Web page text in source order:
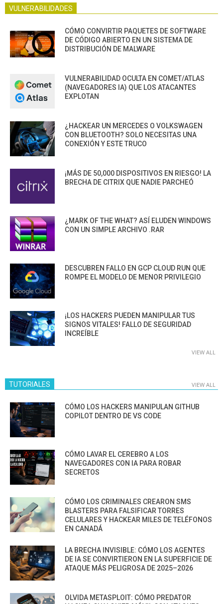
VULNERABILIDADES
CÓMO CONVIRTIR PAQUETES DE SOFTWARE
DE CÓDIGO ABIERTO EN UN SISTEMA DE
DISTRIBUCIÓN DE MALWARE
VULNERABILIDAD OCULTA EN COMET/ATLAS
(NAVEGADORES IA) QUE LOS ATACANTES
EXPLOTAN
¿HACKEAR UN MERCEDES O VOLKSWAGEN
CON BLUETOOTH? SOLO NECESITAS UNA
CONEXIÓN Y ESTE TRUCO
¡MÁS DE 50,000 DISPOSITIVOS EN RIESGO! LA
BRECHA DE CITRIX QUE NADIE PARCHEÓ
¿MARK OF THE WHAT? ASÍ ELUDEN WINDOWS
CON UN SIMPLE ARCHIVO .RAR
DESCUBREN FALLO EN GCP CLOUD RUN QUE
ROMPE EL MODELO DE MENOR PRIVILEGIO
¡LOS HACKERS PUEDEN MANIPULAR TUS
SIGNOS VITALES! FALLO DE SEGURIDAD
INCREÍBLE
VIEW ALL
TUTORIALES VIEW ALL
CÓMO LOS HACKERS MANIPULAN GITHUB
COPILOT DENTRO DE VS CODE
CÓMO LAVAR EL CEREBRO A LOS
NAVEGADORES CON IA PARA ROBAR
SECRETOS
CÓMO LOS CRIMINALES CREARON SMS
BLASTERS PARA FALSIFICAR TORRES
CELULARES Y HACKEAR MILES DE TELÉFONOS
EN CANADÁ
LA BRECHA INVISIBLE: CÓMO LOS AGENTES
DE IA SE CONVIRTIERON EN LA SUPERFICIE DE
ATAQUE MÁS PELIGROSA DE 2025–2026
OLVIDA METASPLOIT: CÓMO PREDATOR